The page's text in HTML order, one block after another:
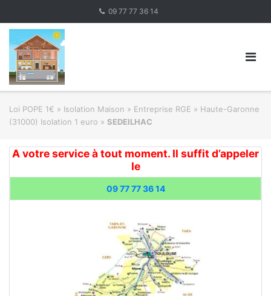
content
09 77 77 36 14
Loi POPE 1€ » Isolation Maison » Entreprise RGE » Haute-Garonne
(31000) Isolation 1 euro » SEDEILHAC
A votre service à tout moment. Il suffit d’appeler
le
09 77 77 36 14